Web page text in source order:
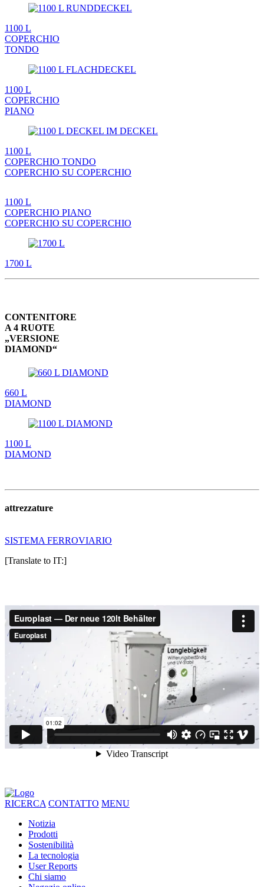
1100 L
COPERCHIO
TONDO
1100 L
COPERCHIO
PIANO
1100 L
COPERCHIO TONDO
COPERCHIO SU COPERCHIO
1100 L
COPERCHIO PIANO
COPERCHIO SU COPERCHIO
1700 L
CONTENITORE
A 4 RUOTE
„VERSIONE
DIAMOND“
660 L
DIAMOND
1100 L
DIAMOND
attrezzature
SISTEMA FERROVIARIO
[Translate to IT:]
RICERCA CONTATTO MENU
Notizia
Prodotti
Sostenibilità
La tecnologia
User Reports
Chi siamo